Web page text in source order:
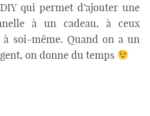
qui permet d’ajouter une
à un cadeau, à ceux
à soi-même. Quand on a un
on donne du temps